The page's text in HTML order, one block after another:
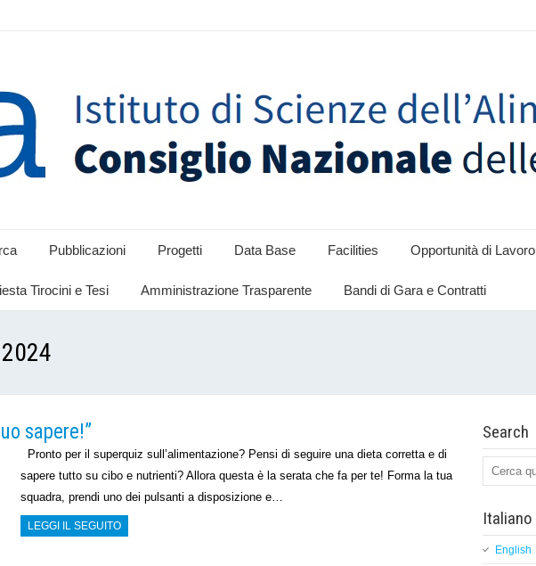
Pubblicazioni Progetti Data Base Facilities Opportunità di Lavoro
Tirocini e Tesi Amministrazione Trasparente Bandi di Gara e Contratti
sapere!”
Pronto per il superquiz sull’alimentazione? Pensi di seguire una dieta corretta e di
sapere tutto su cibo e nutrienti? Allora questa è la serata che fa per te! Forma la tua
squadra, prendi uno dei pulsanti a disposizione e…
LEGGI IL SEGUITO
Search
Italiano
English